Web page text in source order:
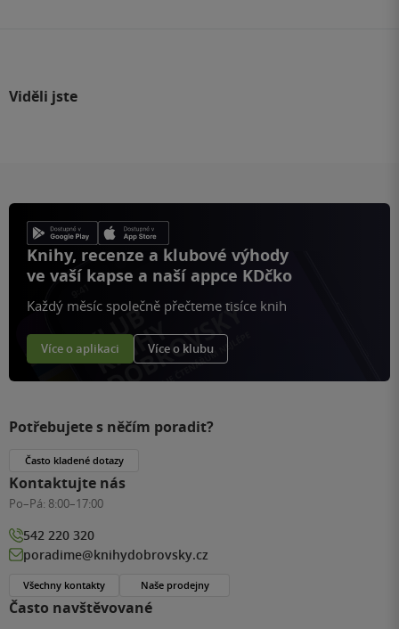
Viděli jste
Knihy, recenze a klubové výhody
ve vaší kapse a naší appce KDčko
Každý měsíc společně přečteme tisíce knih
Více o aplikaci Více o klubu
Často navštěvované
Potřebujete s něčím poradit?
Často kladené dotazy
Kontaktujte nás
Po–Pá: 8:00–17:00
542 220 320
poradime@knihydobrovsky.cz
Všechny kontakty Naše prodejny